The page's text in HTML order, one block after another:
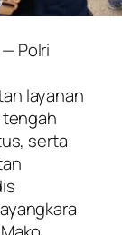
Polri
layanan
tengah
serta